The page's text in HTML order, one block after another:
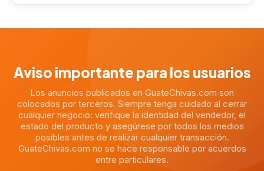
Aviso importante para los usuarios
Los anuncios publicados en GuateChivas.com son
colocados por terceros. Siempre tenga cuidado al cerrar
cualquier negocio: verifique la identidad del vendedor, el
estado del producto y asegúrese por todos los medios
posibles antes de realizar cualquier transacción.
GuateChivas.com no se hace responsable por acuerdos
entre particulares.